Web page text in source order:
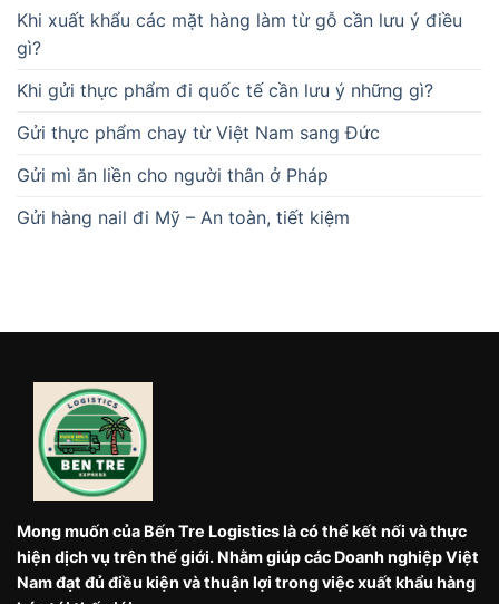
Khi xuất khẩu các mặt hàng làm từ gỗ cần lưu ý điều
gì?
Khi gửi thực phẩm đi quốc tế cần lưu ý những gì?
Gửi thực phẩm chay từ Việt Nam sang Đức
Gửi mì ăn liền cho người thân ở Pháp
Gửi hàng nail đi Mỹ – An toàn, tiết kiệm
Mong muốn của Bến Tre Logistics là có thể kết nối và thực
hiện dịch vụ trên thế giới. Nhằm giúp các Doanh nghiệp Việt
Nam đạt đủ điều kiện và thuận lợi trong việc xuất khẩu hàng